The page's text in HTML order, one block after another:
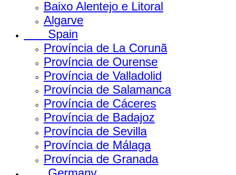
Baixo Alentejo e Litoral
Algarve
Spain
Província de La Corunã
Província de Ourense
Província de Valladolid
Província de Salamanca
Província de Cáceres
Província de Badajoz
Província de Sevilla
Província de Málaga
Província de Granada